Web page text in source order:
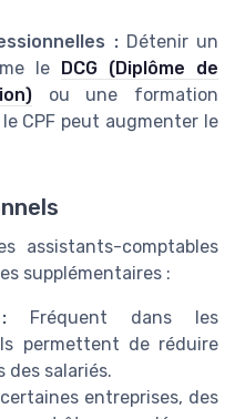
:Détenir un
le DCG (Diplôme de
ou une formation
CPF peut augmenter le
assistants-comptables
supplémentaires :
Fréquent dans les
permettent de réduire
des salariés.
entreprises, des